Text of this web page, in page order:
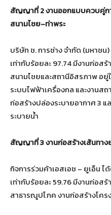
สัญญาที่ 2 งานออกแบบควบคู่ก
สนามไชย–ท่าพระ
บริษัท ช. การช่าง จำกัด (มหาชน
เท่ากับร้อยละ 97.74 มีงานก่อส
สนามไชยและสถานีอิสรภาพ อ
ระบบไฟฟ้าเครื่องกล และงานส
ก่อสร้างปล่องระบายอากาศ 3
ระบายน้ำ
สัญญาที่ 3 งานก่อสร้างเส้นทาง
กิจการร่วมค้าเอสเอช – ยูเอ็น
เท่ากับร้อยละ 59.76 มีงานก่อส
สาธารณูปโภค งานก่อสร้างโคร